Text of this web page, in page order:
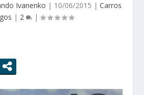
Ivanenko | 10/06/2015 | Carros
| 2 |